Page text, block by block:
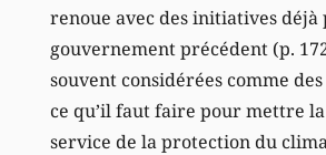
renoue avec des initiatives déjà
gouvernement précédent (p.
souvent considérées comme
ce qu’il faut faire pour mettre
service de la protection du